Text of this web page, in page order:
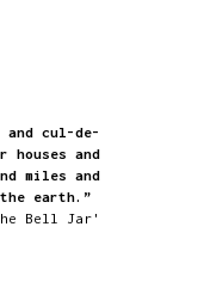
cul-de-
houses and
miles and
earth.”
Bell Jar'